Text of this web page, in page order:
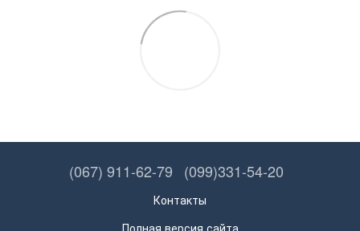
(067) 911-62-79 (099)331-54-20
Контакты
Полная версия сайта